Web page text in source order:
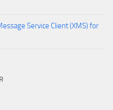
Service Client (XMS) for